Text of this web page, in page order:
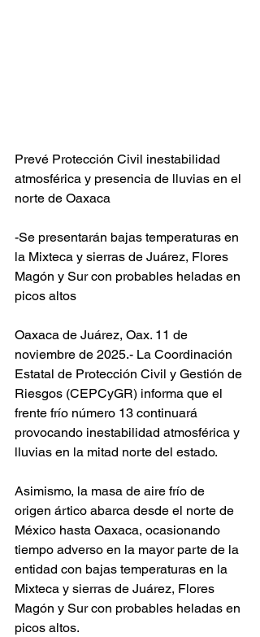
Prevé Protección Civil inestabilidad
atmosférica y presencia de lluvias en el
norte de Oaxaca
-Se presentarán bajas temperaturas en
la Mixteca y sierras de Juárez, Flores
Magón y Sur con probables heladas en
picos altos
Oaxaca de Juárez, Oax. 11 de
noviembre de 2025.- La Coordinación
Estatal de Protección Civil y Gestión de
Riesgos (CEPCyGR) informa que el
frente frío número 13 continuará
provocando inestabilidad atmosférica y
lluvias en la mitad norte del estado.
Asimismo, la masa de aire frío de
origen ártico abarca desde el norte de
México hasta Oaxaca, ocasionando
tiempo adverso en la mayor parte de la
entidad con bajas temperaturas en la
Mixteca y sierras de Juárez, Flores
Magón y Sur con probables heladas en
picos altos.